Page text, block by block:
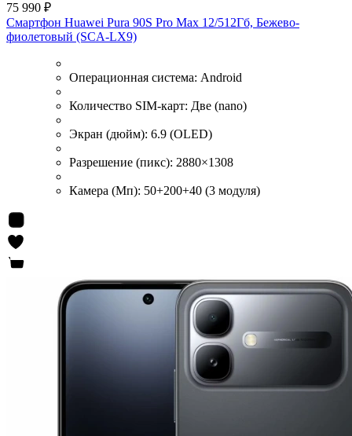
75 990 ₽
Смартфон Huawei Pura 90S Pro Max 12/512Гб, Бежево-
фиолетовый (SCA-LX9)
Операционная система: Android
Количество SIM-карт: Две (nano)
Экран (дюйм): 6.9 (OLED)
Разрешение (пикс): 2880×1308
Камера (Мп): 50+200+40 (3 модуля)